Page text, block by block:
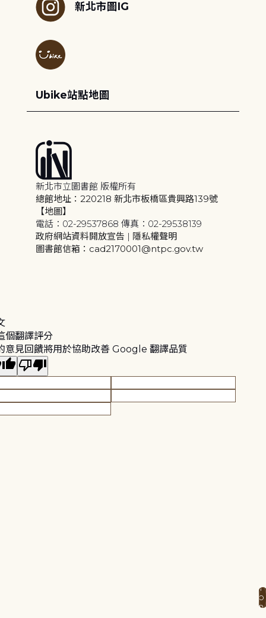
新北市圖IG
Ubike站點地圖
新北市立圖書館 版權所有
總館地址：220218 新北市板橋區貴興路139號
【地圖】
電話：02-29537868 傳真：02-29538139
政府網站資料開放宣告 | 隱私權聲明
圖書館信箱：cad2170001@ntpc.gov.tw
個翻譯評分
意見回饋將用於協助改善 Google 翻譯品質